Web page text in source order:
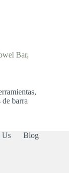
Bar,
,
barra
Us
Blog